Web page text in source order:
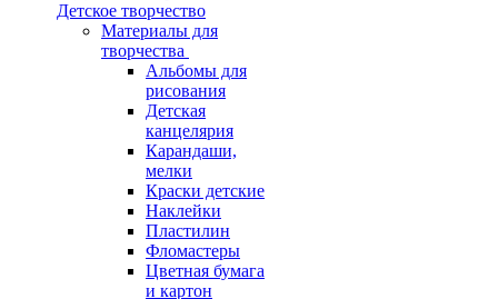
Детское творчество
Материалы для
творчества
Альбомы для
рисования
Детская
канцелярия
Карандаши,
мелки
Краски детские
Наклейки
Пластилин
Фломастеры
Цветная бумага
и картон